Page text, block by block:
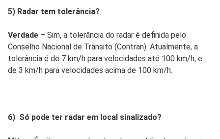
5) Radar tem tolerância?
Verdade – Sim, a tolerância do radar é definida pelo
Conselho Nacional de Trânsito (Contran). Atualmente, a
tolerância é de 7 km/h para velocidades até 100 km/h, e
de 3 km/h para velocidades acima de 100 km/h.
6) Só pode ter radar em local sinalizado?